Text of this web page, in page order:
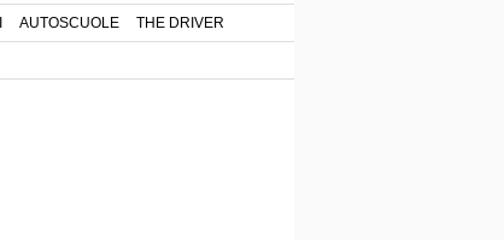
AUTOSCUOLE THE DRIVER